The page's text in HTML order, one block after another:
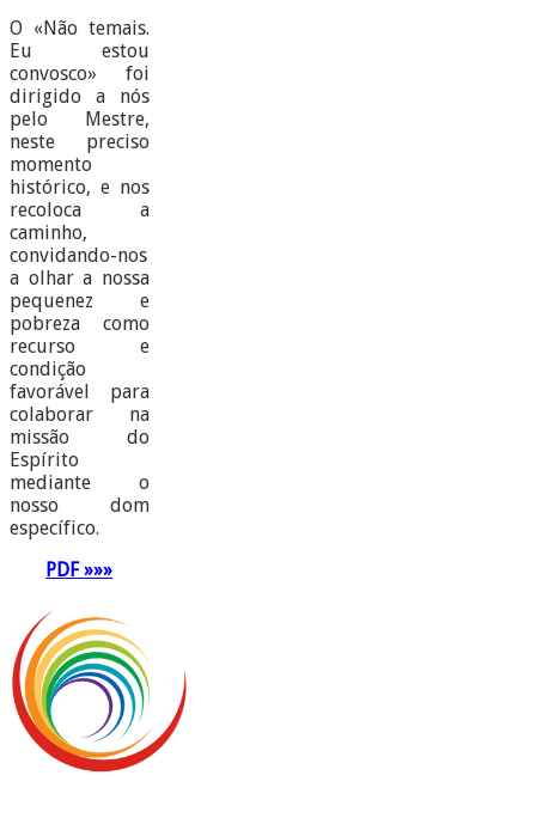
O «Não temais.
Eu estou
convosco» foi
dirigido a nós
pelo Mestre,
neste preciso
momento
histórico, e nos
recoloca a
caminho,
convidando-nos
a olhar a nossa
pequenez e
pobreza como
recurso e
condição
favorável para
colaborar na
missão do
Espírito
mediante o
nosso dom
específico.
PDF »»»